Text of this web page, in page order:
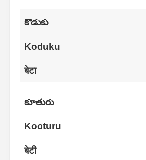
కొడుకు
Koduku
बेटा
కూతురు
Kooturu
बेटी